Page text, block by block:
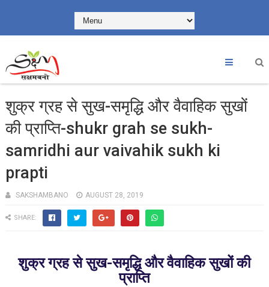
शुक्र ग्रह से सुख-समृद्धि और वैवाहिक सुखों
की प्राप्ति-shukr grah se sukh-
samridhi aur vaivahik sukh ki
prapti
SAKSHAMBANO AUGUST 28, 2019
SHARE:
शुक्र ग्रह से सुख-समृद्धि और वैवाहिक सुखों की
प्राप्ति